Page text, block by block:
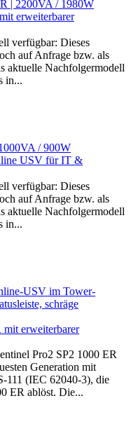
erweiterbarer
verfügbar: Dieses
auf Anfrage bzw. als
aktuelle Nachfolgermodell
in...
USV für IT &
verfügbar: Dieses
auf Anfrage bzw. als
aktuelle Nachfolgermodell
in...
erweiterbarer
Pro2 SP2 1000 ER
Generation mit
111 (IEC 62040-3), die
ER ablöst. Die...